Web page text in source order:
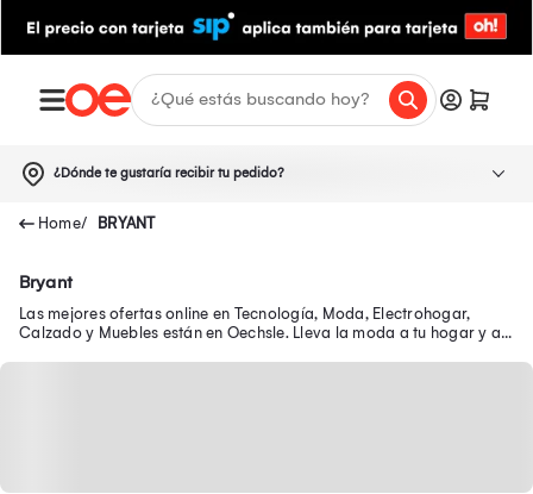
¿Dónde te gustaría recibir tu pedido?
BRYANT
Bryant
Las mejores ofertas online en Tecnología, Moda, Electrohogar,
Calzado y Muebles están en Oechsle. Lleva la moda a tu hogar y a